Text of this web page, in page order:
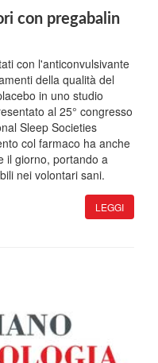
con pregabalin
con l'anticonvulsivante
della qualità del
in uno studio
al 25° congresso
Sleep Societies
col farmaco ha anche
il giorno, portando a
nei volontari sani.
LEGGI